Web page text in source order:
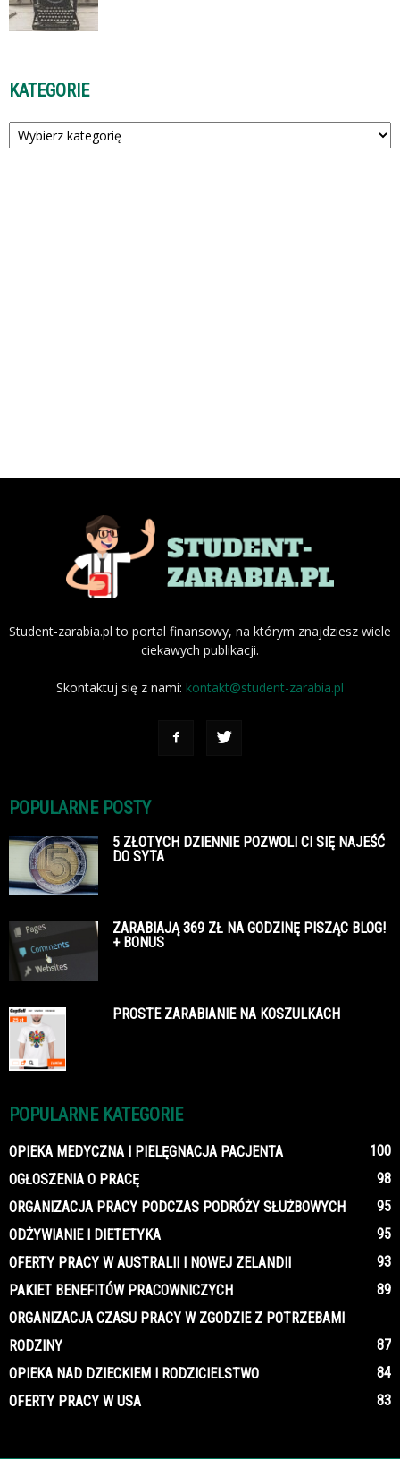
KATEGORIE
Kategorie
Student-zarabia.pl to portal finansowy, na którym znajdziesz wiele
ciekawych publikacji.
Skontaktuj się z nami: kontakt@student-zarabia.pl
POPULARNE POSTY
5 ZŁOTYCH DZIENNIE POZWOLI CI SIĘ NAJEŚĆ
DO SYTA
ZARABIAJĄ 369 ZŁ NA GODZINĘ PISZĄC BLOG!
+ BONUS
PROSTE ZARABIANIE NA KOSZULKACH
POPULARNE KATEGORIE
OPIEKA MEDYCZNA I PIELĘGNACJA PACJENTA
100
OGŁOSZENIA O PRACĘ
98
ORGANIZACJA PRACY PODCZAS PODRÓŻY SŁUŻBOWYCH
95
ODŻYWIANIE I DIETETYKA
95
OFERTY PRACY W AUSTRALII I NOWEJ ZELANDII
93
PAKIET BENEFITÓW PRACOWNICZYCH
89
ORGANIZACJA CZASU PRACY W ZGODZIE Z POTRZEBAMI
RODZINY
87
OPIEKA NAD DZIECKIEM I RODZICIELSTWO
84
OFERTY PRACY W USA
83